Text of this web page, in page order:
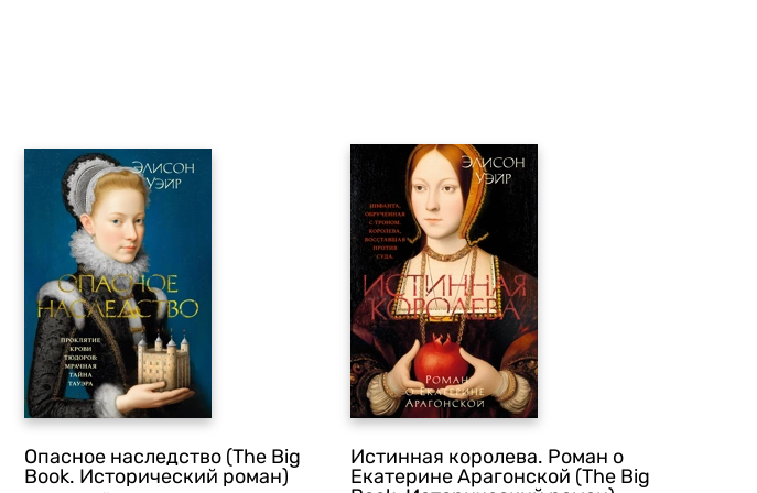
Опасное наследство (The Big
Book. Исторический роман)
Истинная королева. Роман о
Екатерине Арагонской (The Big